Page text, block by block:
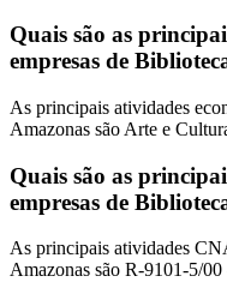
Quais são as
empresas de
As principais atividades
Amazonas são Arte e
Quais são as
empresas de
As principais atividades
Amazonas são R-9101-5/